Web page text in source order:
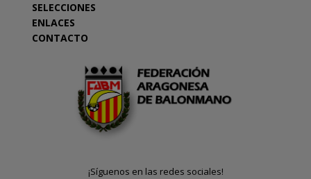
SELECCIONES
ENLACES
CONTACTO
¡Síguenos en las redes sociales!